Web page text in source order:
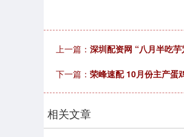
上一篇： 深圳配资网 “八月半吃芋
下一篇： 荣峰速配 10月份主产蛋
相关文章